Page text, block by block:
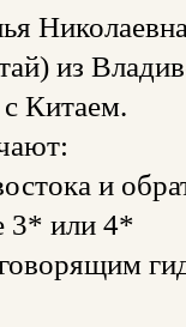
из
с Китаем.
и
3* или 4*